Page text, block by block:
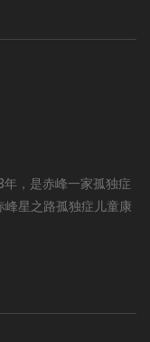
，是赤峰一家孤独症
星之路孤独症儿童康